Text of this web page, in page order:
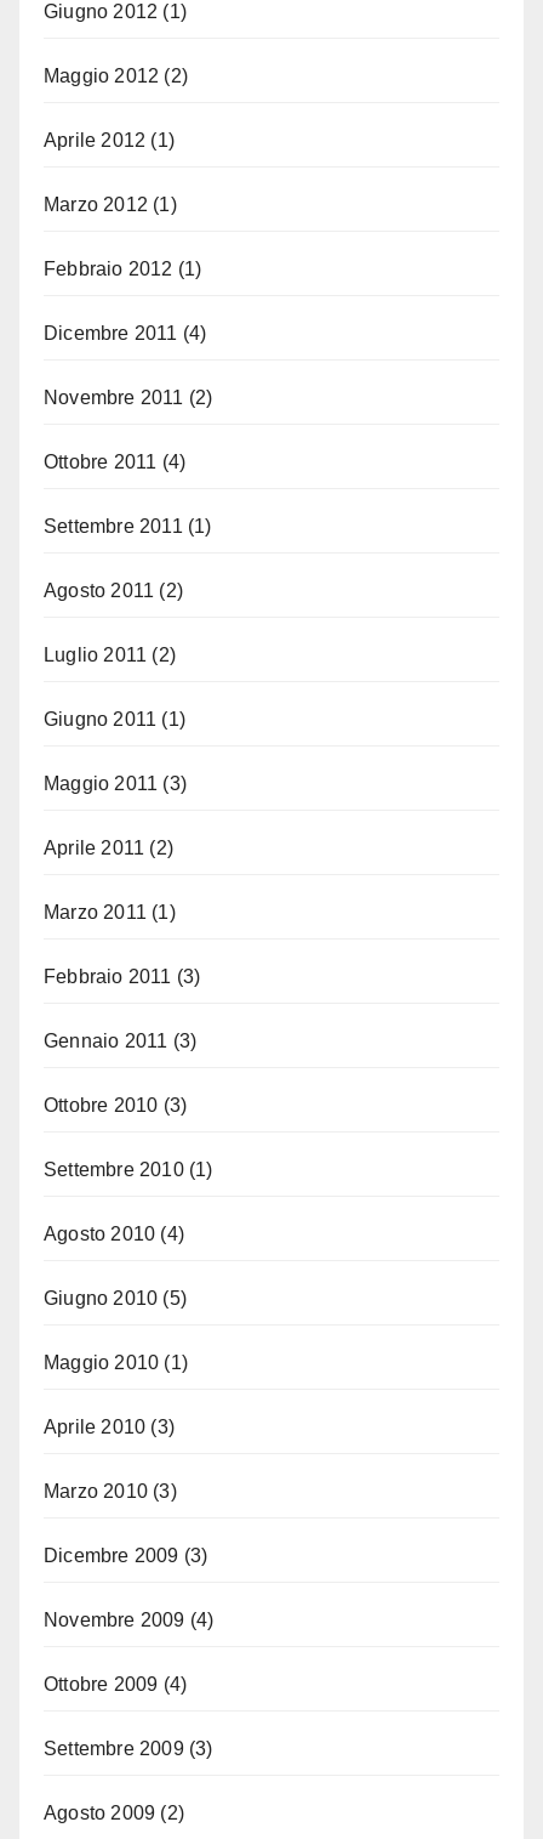
Giugno 2012 (1)
Maggio 2012 (2)
Aprile 2012 (1)
Marzo 2012 (1)
Febbraio 2012 (1)
Dicembre 2011 (4)
Novembre 2011 (2)
Ottobre 2011 (4)
Settembre 2011(1)
Agosto 2011 (2)
Luglio 2011 (2)
Giugno 2011 (1)
Maggio 2011 (3)
Aprile 2011 (2)
Marzo 2011 (1)
Febbraio 2011 (3)
Gennaio 2011 (3)
Ottobre 2010 (3)
Settembre 2010(1)
Agosto 2010 (4)
Giugno 2010 (5)
Maggio 2010 (1)
Aprile 2010 (3)
Marzo 2010 (3)
Dicembre 2009 (3)
Novembre 2009 (4)
Ottobre 2009 (4)
Settembre 2009(3)
Agosto 2009 (2)